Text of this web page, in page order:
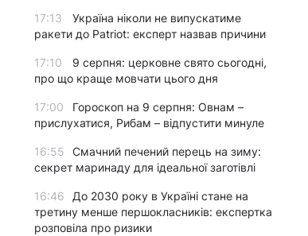
17:13
Україна ніколи не випускатиме
ракети до Patriot: експерт назвав причини
17:10
9 серпня: церковне свято сьогодні,
про що краще мовчати цього дня
17:00
Гороскоп на 9 серпня: Овнам –
прислухатися, Рибам – відпустити минуле
16:55
Смачний печений перець на зиму:
секрет маринаду для ідеальної заготівлі
16:46
До 2030 року в Україні стане на
третину менше першокласників: експертка
розповіла про ризики